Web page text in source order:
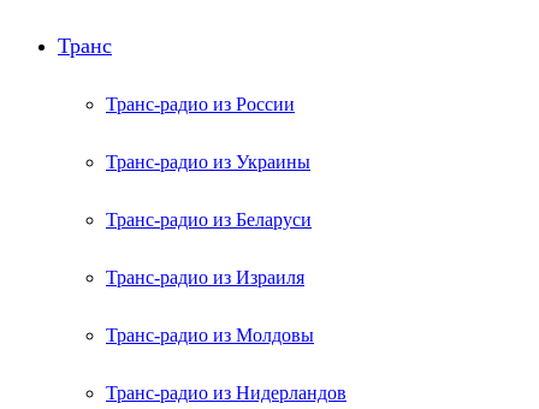
Транс
Транс-радио из России
Транс-радио из Украины
Транс-радио из Беларуси
Транс-радио из Израиля
Транс-радио из Молдовы
Транс-радио из Нидерландов